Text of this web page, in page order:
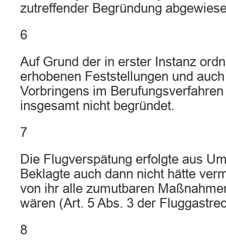
zutreffender Begründung
6
Auf Grund der in erster Instanz
erhobenen Feststellungen und
Vorbringens im
insgesamt nicht begründet.
7
Die Flugverspätung erfolgte aus
Beklagte auch dann nicht hätte
von ihr alle zumutbaren
wären (Art. 5 Abs. 3 der
8